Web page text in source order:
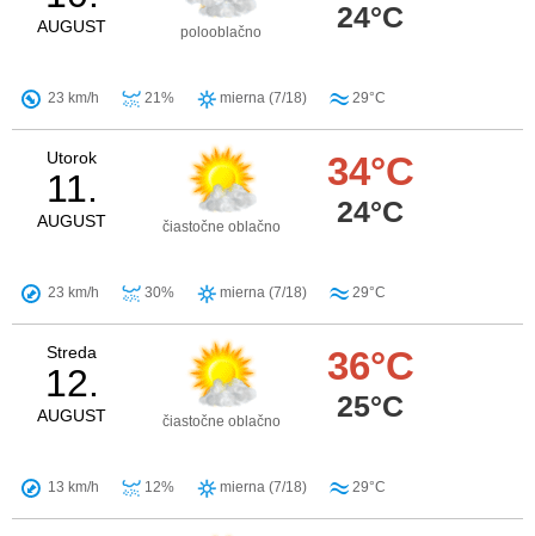
AUGUST polooblačno 24°C
23 km/h 21% mierna (7/18) 29°C
Utorok
11.
AUGUST čiastočne oblačno
34°C
24°C
23 km/h 30% mierna (7/18) 29°C
Streda
12.
AUGUST čiastočne oblačno
36°C
25°C
13 km/h 12% mierna (7/18) 29°C